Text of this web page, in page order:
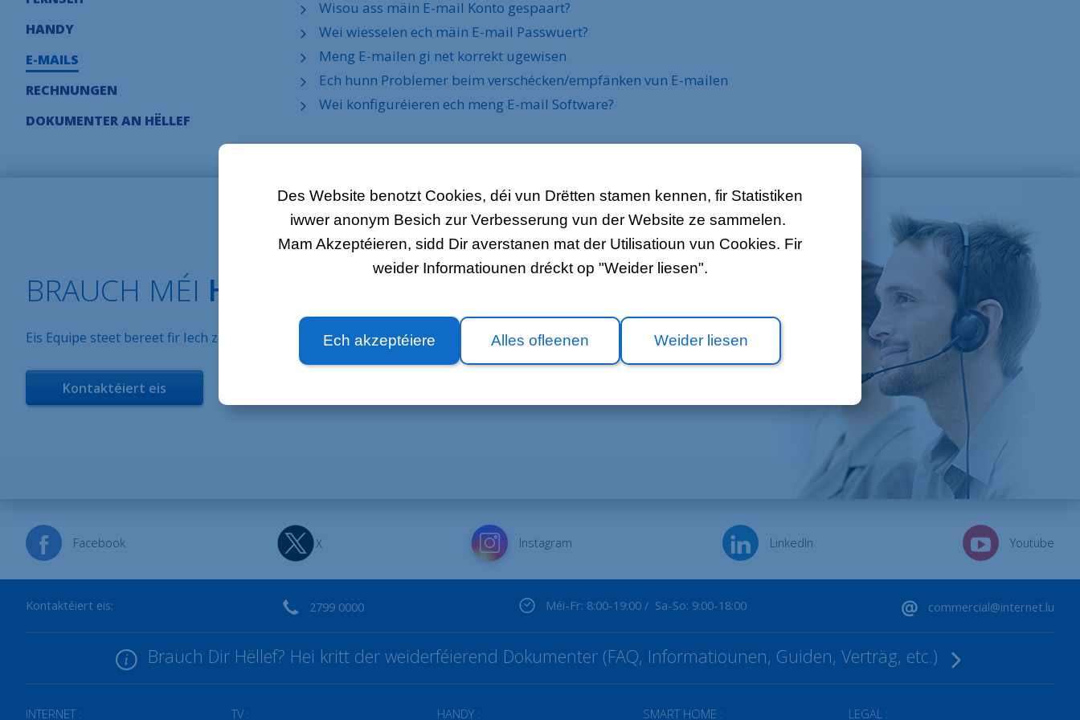
Des Website benotzt Cookies, déi vun Drëtten stamen kennen, fir Statistiken
iwwer anonym Besich zur Verbesserung vun der Website ze sammelen.
Mam Akzeptéieren, sidd Dir averstanen mat der Utilisatioun vun Cookies. Fir
weider Informatiounen dréckt op "Weider liesen".
Ech akzeptéiere Alles ofleenen Weider liesen
HANDY
E-MAILS
RECHNUNGEN
DOKUMENTER AN HËLLEF
Wisou ass mäin E-mail Konto gespaart?
Wei wiesselen ech mäin E-mail Passwuert?
Meng E-mailen gi net korrekt ugewisen
Ech hunn Problemer beim verschécken/empfänken vun E-mailen
Wei konfiguréieren ech meng E-mail Software?
BRAUCH MÉI HËLLEF?
Eis Equipe steet bereet fir Iech ze beroden an all Är Froen ze beäntweren.
Kontaktéiert eis
Facebook X Instagram LinkedIn Youtube
Kontaktéiert eis: 2799 0000 Méi-Fr: 8:00-19:00 / Sa-So: 9:00-18:00 commercial@internet.lu
Brauch Dir Hëllef? Hei kritt der weiderféierend Dokumenter (FAQ, Informatiounen, Guiden, Verträg, etc.)
INTERNET : TV : HANDY : SMART HOME : LEGAL :